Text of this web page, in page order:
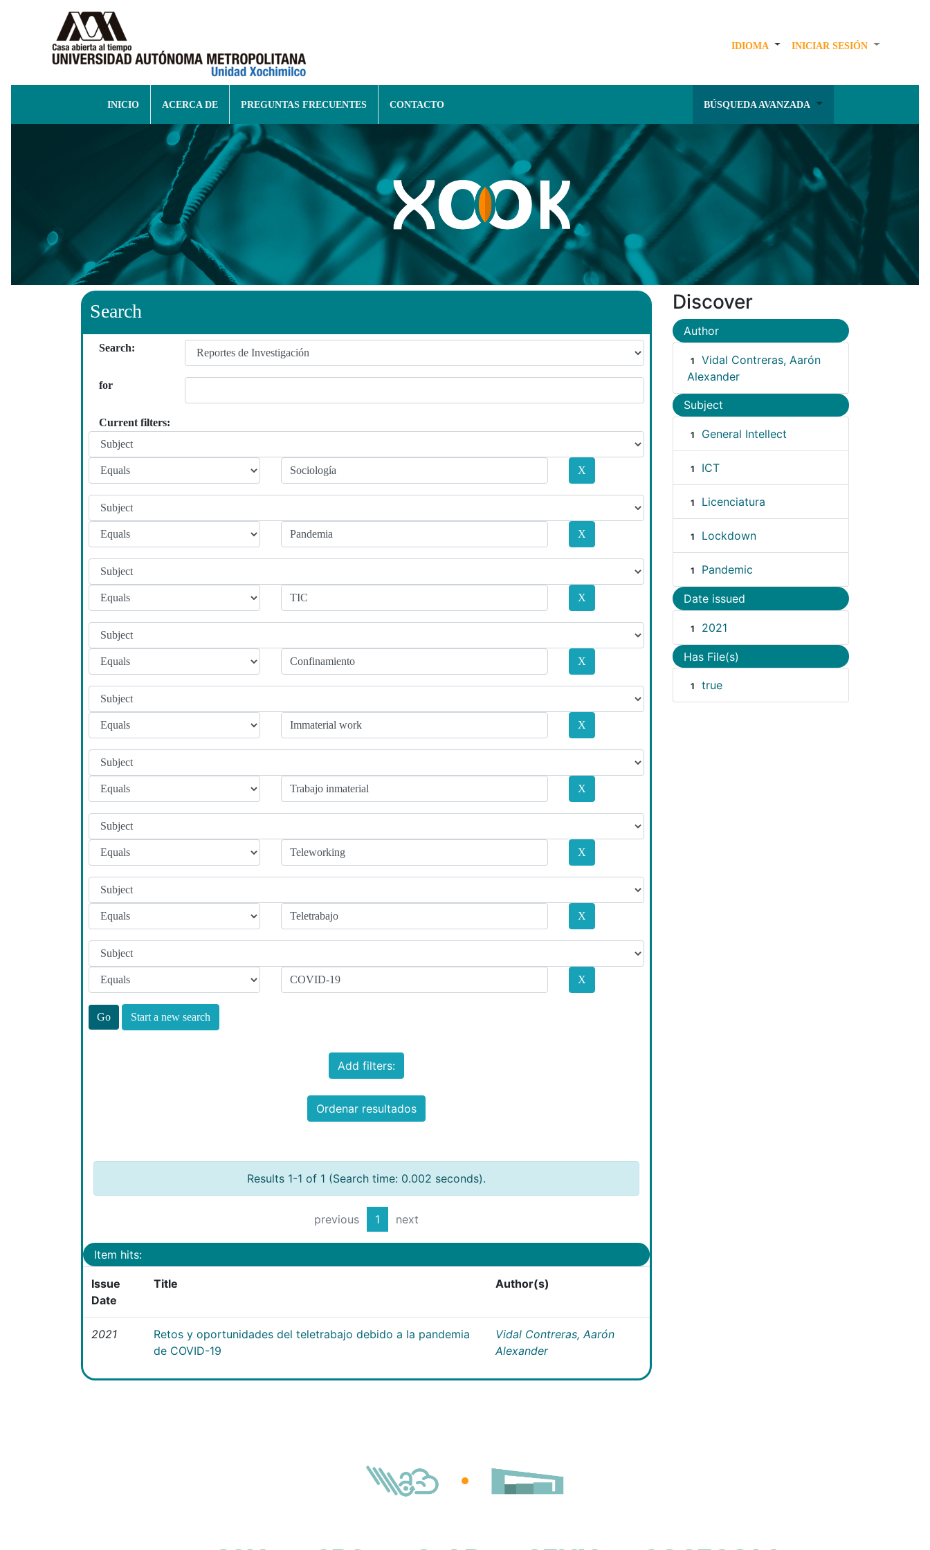
IDIOMA INICIAR SESIÓN
INICIO ACERCA DE PREGUNTAS FRECUENTES CONTACTO BÚSQUEDA AVANZADA
Search
Search:
for
Current filters:
Start a new search
Add filters:
Ordenar resultados
Results 1-1 of 1 (Search time: 0.002 seconds).
previous 1 next
Item hits:
Issue
Date
Title Author(s)
2021
Retos y oportunidades del teletrabajo debido a la pandemia
de COVID-19
Vidal Contreras, Aarón
Alexander
Discover
Author
1
Vidal Contreras, Aarón
Alexander
Subject
1 General Intellect
1 ICT
1 Licenciatura
1 Lockdown
1 Pandemic
Date issued
1 2021
Has File(s)
1 true